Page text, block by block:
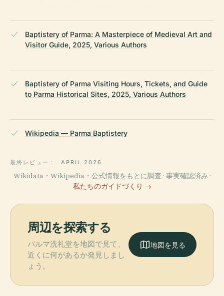
Baptistery of Parma: A Masterpiece of Medieval Art and
Visitor Guide, 2025, Various Authors
Baptistery of Parma Visiting Hours, Tickets, and Guide
to Parma Historical Sites, 2025, Various Authors
Wikipedia — Parma Baptistery
最終レビュー： APRIL 2026
Wikidata・Wikipedia・公式情報をもとに調査 · 事実確認済み ·
私たちのガイドづくり →
周辺を探索する
パルマ洗礼堂を地図で見て、
近くに何があるか発見しまし
ょう。
地図を見る